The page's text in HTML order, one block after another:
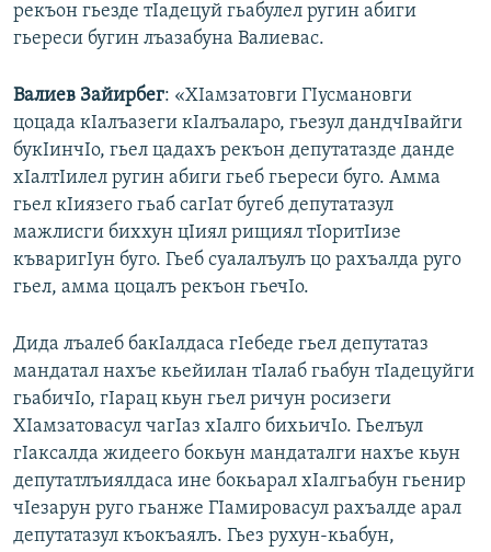
рекъон гьезде тIадецуй гьабулел ругин абиги
гьереси бугин лъазабуна Валиевас.
Валиев Зайирбег: «ХIамзатовги ГIусмановги
цоцада кIалъазеги кIалъаларо, гьезул дандчIвайги
букIинчIо, гьел цадахъ рекъон депутатазде данде
хIалтIилел ругин абиги гьеб гьереси буго. Амма
гьел кIиязего гьаб сагIат бугеб депутатазул
мажлисги биххун цIиял рищиял тIоритIизе
къваригIун буго. Гьеб суалалъулъ цо рахъалда руго
гьел, амма цоцалъ рекъон гьечIо.
Дида лъалеб бакIалдаса гIебеде гьел депутатаз
мандатал нахъе кьейилан тIалаб гьабун тIадецуйги
гьабичIо, гIарац кьун гьел ричун росизеги
ХIамзатовасул чагIаз хIалго бихьичIо. Гьелъул
гIаксалда жидеего бокьун мандаталги нахъе кьун
депутатлъиялдаса ине бокьарал хIалгьабун гьенир
чIезарун руго гьанже ГIамировасул рахъалде арал
депутатазул къокъаялъ. Гьез рухун-кьабун,